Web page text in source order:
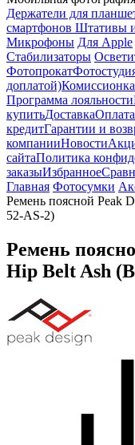
Держатели для
смартфонов Штативы
Микрофоны Для Apple
Стабилизаторы
Фотопрокат
доплатой)Комиссионка
Программа лояльности
купитьДоставкаОплата
кредитГарантии и
компанииНовости
сайтаПолитика
заказыИзбранное
Главная Фотосумки
Ремень поясной Peak
52-AS-2)
Ремень
Hip Belt Ash